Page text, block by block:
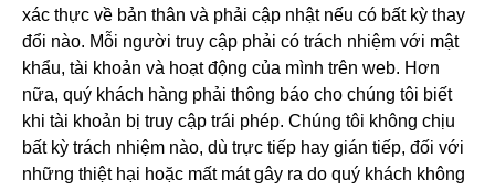
xác thực về bản thân và phải cập nhật nếu có bất kỳ thay
đổi nào. Mỗi người truy cập phải có trách nhiệm với mật
khẩu, tài khoản và hoạt động của mình trên web. Hơn
nữa, quý khách hàng phải thông báo cho chúng tôi biết
khi tài khoản bị truy cập trái phép. Chúng tôi không chịu
bất kỳ trách nhiệm nào, dù trực tiếp hay gián tiếp, đối với
những thiệt hại hoặc mất mát gây ra do quý khách không